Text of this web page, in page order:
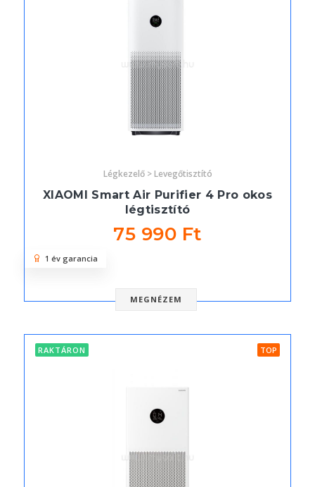
Légkezelő > Levegőtisztító
XIAOMI Smart Air Purifier 4 Pro okos
légtisztító
75 990 Ft
MEGNÉZEM
1 év garancia
RAKTÁRON TOP